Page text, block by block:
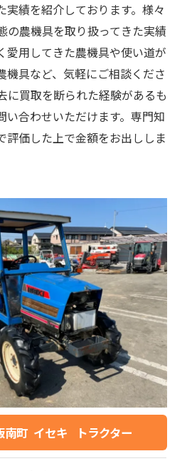
実績を紹介しております。様々
の農機具を取り扱ってきた実績
愛用してきた農機具や使い道が
機具など、気軽にご相談くださ
に買取を断られた経験があるも
い合わせいただけます。専門知
評価した上で金額をお出ししま
南町 イセキ トラクター